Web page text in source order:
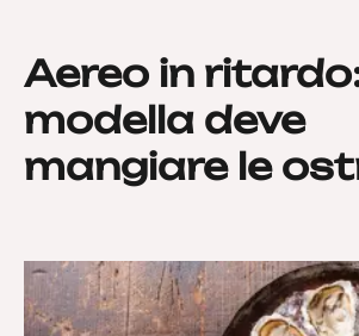
Aereo in
modella deve
mangiare le